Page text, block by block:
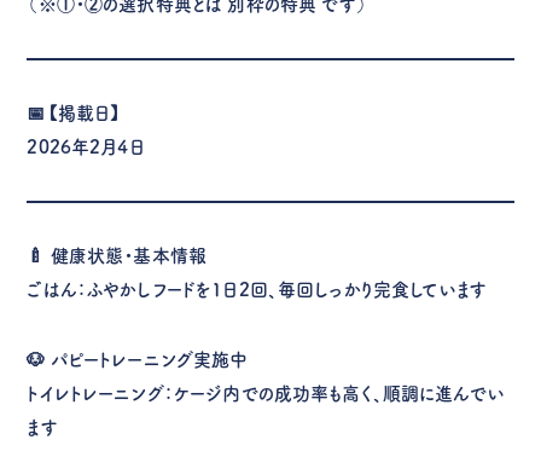
（※①・②の選択特典とは 別枠の特典 です）
📅【掲載日】
2026年2月4日
🍼 健康状態・基本情報
ごはん：ふやかしフードを1日2回、毎回しっかり完食しています
🐶 パピートレーニング実施中
トイレトレーニング：ケージ内での成功率も高く、順調に進んでい
ます